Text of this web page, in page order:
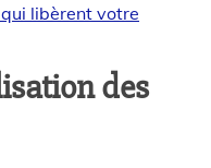
libèrent votre
des